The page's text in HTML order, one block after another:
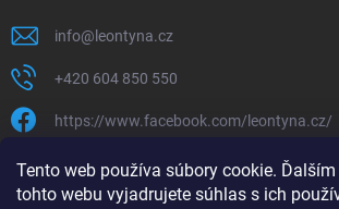
Tento web používa súbory cookie.
tohto webu vyjadrujete súhlas s ich
info@ leontyna.cz
+420 604 850 550
https://www.facebook.com/leontyna.cz/
leontyna.cz